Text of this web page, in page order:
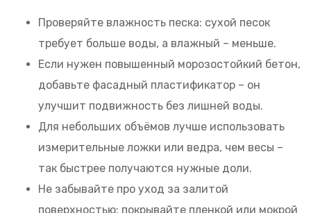
Проверяйте влажность песка: сухой песок
требует больше воды, а влажный – меньше.
Если нужен повышенный морозостойкий бетон,
добавьте фасадный пластификатор – он
улучшит подвижность без лишней воды.
Для небольших объёмов лучше использовать
измерительные ложки или ведра, чем весы –
так быстрее получаются нужные доли.
Не забывайте про уход за залитой
поверхностью: покрывайте пленкой или мокрой